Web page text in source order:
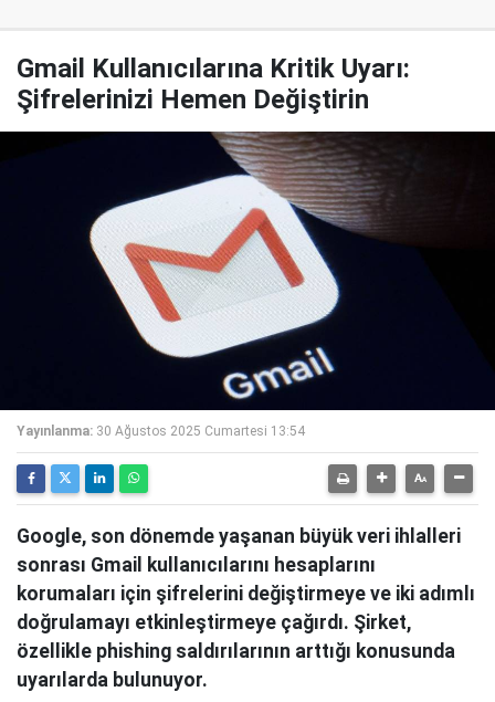
Gmail Kullanıcılarına Kritik Uyarı:
Şifrelerinizi Hemen Değiştirin
Yayınlanma: 30 Ağustos 2025 Cumartesi 13:54
Google, son dönemde yaşanan büyük veri ihlalleri
sonrası Gmail kullanıcılarını hesaplarını
korumaları için şifrelerini değiştirmeye ve iki adımlı
doğrulamayı etkinleştirmeye çağırdı. Şirket,
özellikle phishing saldırılarının arttığı konusunda
uyarılarda bulunuyor.